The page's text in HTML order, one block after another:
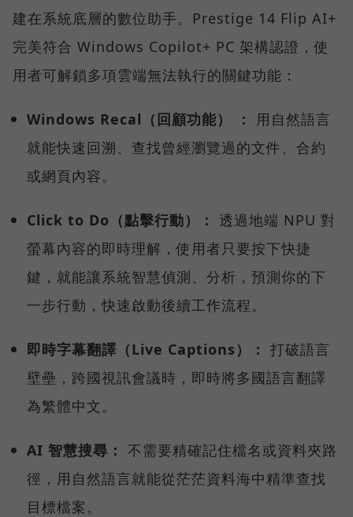
建在系統底層的數位助手。Prestige 14 Flip AI+
完美符合 Windows Copilot+ PC 架構認證，使
用者可解鎖多項雲端無法執行的關鍵功能：
Windows Recal（回顧功能） ：
用自然語言
就能快速回溯、查找曾經瀏覽過的文件、合約
或網頁內容。
Click to Do（點擊行動）： 透過地端 NPU 對
螢幕內容的即時理解，使用者只要按下快捷
鍵，就能讓系統智慧偵測、分析，預測你的下
一步行動，快速啟動後續工作流程。
即時字幕翻譯（Live Captions）： 打破語言
壁壘，跨國視訊會議時，即時將多國語言翻譯
為繁體中文。
AI 智慧搜尋： 不需要精確記住檔名或資料夾路
徑，用自然語言就能從茫茫資料海中精準查找
目標檔案。